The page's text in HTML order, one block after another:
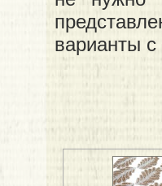
варианты с